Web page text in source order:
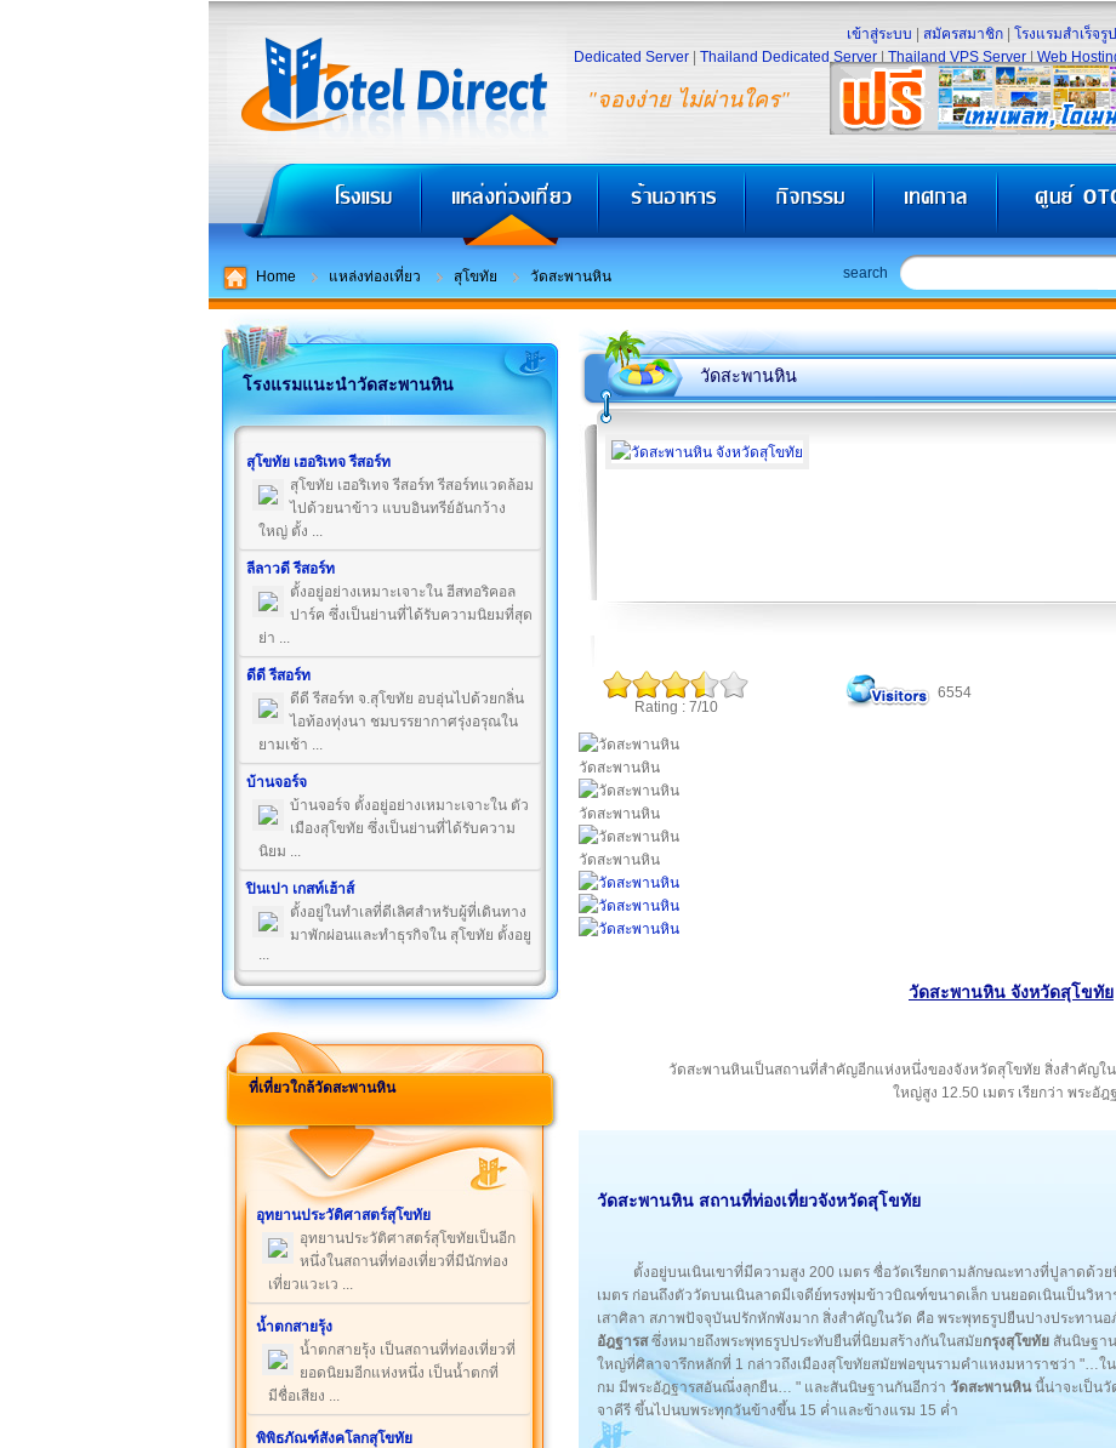
"จองง่าย ไม่ผ่านใคร"
เข้าสู่ระบบ สมัครสมาชิก โรงแรมสำเร็จรูป
Dedicated Server
Thailand Dedicated Server Thailand VPS Server Web
Home แหล่งท่องเที่ยว สุโขทัย วัดสะพานหิน search
โรงแรมแนะนำวัดสะพานหิน
สุโขทัย เฮอริเทจ รีสอร์ท
สุโขทัย เฮอริเทจ รีสอร์ท รีสอร์ทแวดล้อม
ไปด้วยนาข้าว แบบอินทรีย์อันกว้าง
ใหญ่ ตั้ง ...
ลีลาวดี รีสอร์ท
ตั้งอยู่อย่างเหมาะเจาะใน ฮีสทอริคอล
ปาร์ค ซึ่งเป็นย่านที่ได้รับความนิยมที่สุด
ย่า ...
ดีดี รีสอร์ท
ดีดี รีสอร์ท จ.สุโขทัย อบอุ่นไปด้วยกลิ่น
ไอท้องทุ่งนา ชมบรรยากาศรุ่งอรุณใน
ยามเช้า ...
บ้านจอร์จ
บ้านจอร์จ ตั้งอยู่อย่างเหมาะเจาะใน ตัว
เมืองสุโขทัย ซึ่งเป็นย่านที่ได้รับความ
นิยม ...
ปินเปา เกสท์เฮ้าส์
ตั้งอยู่ในทำเลที่ดีเลิศสำหรับผู้ที่เดินทาง
มาพักผ่อนและทำธุรกิจใน สุโขทัย ตั้งอยู
...
ที่เที่ยวใกล้วัดสะพานหิน
อุทยานประวัติศาสตร์สุโขทัย
อุทยานประวัติศาสตร์สุโขทัยเป็นอีก
หนึ่งในสถานที่ท่องเที่ยวที่มีนักท่อง
เที่ยวแวะเว ...
น้ำตกสายรุ้ง
น้ำตกสายรุ้ง เป็นสถานที่ท่องเที่ยวที่
ยอดนิยมอีกแห่งหนึ่ง เป็นน้ำตกที่
มีชื่อเสียง ...
พิพิธภัณฑ์สังคโลกสุโขทัย
วัดสะพานหิน
Rating : 7/10
6554
วัดสะพานหิน
วัดสะพานหิน
วัดสะพานหิน
วัดสะพานหิน จังหวัดสุโขทัย
วัดสะพานหินเป็นสถานที่สำคัญอีกแห่งหนึ่งของจังหวัดสุโขทัย สิ่งสำคัญใ
ใหญ่สูง 12.50 เมตร เรียกว่า พระอัฎ
วัดสะพานหิน สถานที่ท่องเที่ยวจังหวัดสุโขทัย
ตั้งอยู่บนเนินเขาที่มีความสูง 200 เมตร ซื่อวัดเรียกตามลักษณะทางที่ปูลาดด้ว
เมตร ก่อนถึงตัววัดบนเนินลาดมีเจดีย์ทรงพุ่มข้าวบิณฑ์ขนาดเล็ก บนยอดเนินเป็นวิหา
เสาศิลา สภาพปัจจุบันปรักหักพังมาก สิ่งสำคัญในวัด คือ พระพุทธรูปยืนปางประทานอ
อัฎฐารสซึ่งหมายถึงพระพุทธรูปประทับยืนที่นิยมสร้างกันในสมัยกรุงสุโขทัย สันนิษฐา
ใหญ่ที่ศิลาจารึกหลักที่ 1 กล่าวถึงเมืองสุโขทัยสมัยพ่อขุนรามคำแหงมหาราชว่า "…
กม มีพระอัฎฐารสอันณึ่งลุกยืน… " และสันนิษฐานกันอีกว่า วัดสะพานหินนี้น่าจะเป็นวั
จาคีรี ขึ้นไปนบพระทุกวันข้างขึ้น 15 ค่ำและข้างแรม 15 ค่ำ